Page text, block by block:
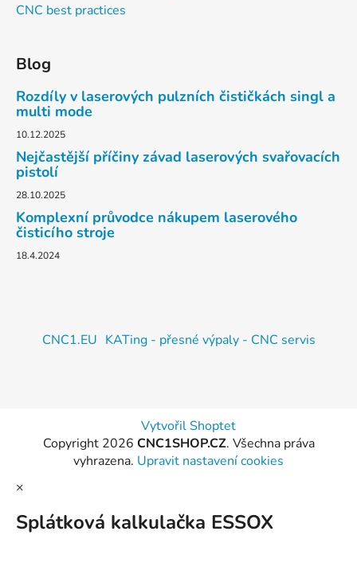
CNC best practices
Blog
Rozdíly v laserových pulzních čističkách singl a
multi mode
10.12.2025
Nejčastější příčiny závad laserových svařovacích
pistolí
28.10.2025
Komplexní průvodce nákupem laserového
čisticího stroje
18.4.2024
CNC1.EU KATing - přesné výpaly - CNC servis
Vytvořil Shoptet
Copyright 2026 CNC1SHOP.CZ. Všechna práva
vyhrazena. Upravit nastavení cookies
×
Splátková kalkulačka ESSOX